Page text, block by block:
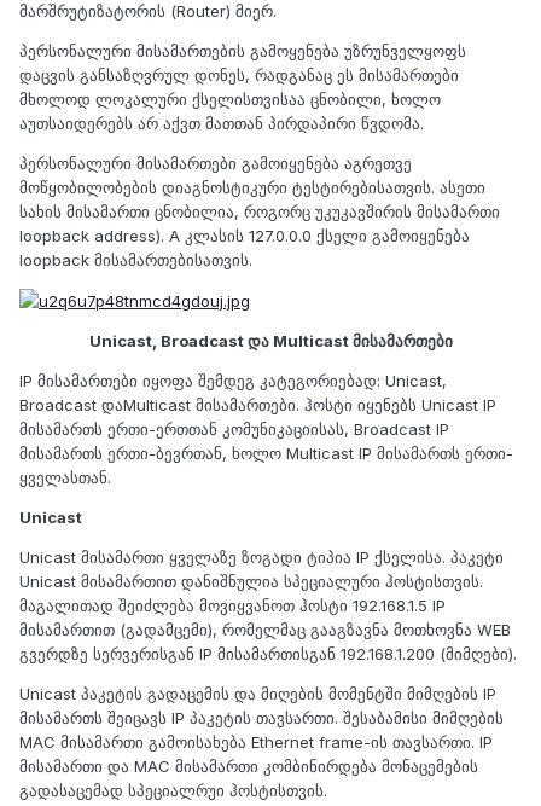
მარშრუტიზატორის (Router) მიერ.
პერსონალური მისამართების გამოყენება უზრუნველყოფს
დაცვის განსაზღვრულ დონეს, რადგანაც ეს მისამართები
მხოლოდ ლოკალური ქსელისთვისაა ცნობილი, ხოლო
აუთსაიდერებს არ აქვთ მათთან პირდაპირი წვდომა.
პერსონალური მისამართები გამოიყენება აგრეთვე
მოწყობილობების დიაგნოსტიკური ტესტირებისათვის. ასეთი
სახის მისამართი ცნობილია, როგორც უკუკავშირის მისამართი
loopback address). A კლასის 127.0.0.0 ქსელი გამოიყენება
loopback მისამართებისათვის.
Unicast, Broadcast და Multicast მისამართები
IP მისამართები იყოფა შემდეგ კატეგორიებად: Unicast,
Broadcast დაMulticast მისამართები. ჰოსტი იყენებს Unicast IP
მისამართს ერთი-ერთთან კომუნიკაციისას, Broadcast IP
მისამართს ერთი-ბევრთან, ხოლო Multicast IP მისამართს ერთი-
ყველასთან.
Unicast
Unicast მისამართი ყველაზე ზოგადი ტიპია IP ქსელისა. პაკეტი
Unicast მისამართით დანიშნულია სპეციალური ჰოსტისთვის.
მაგალითად შეიძლება მოვიყვანოთ ჰოსტი 192.168.1.5 IP
მისამართით (გადამცემი), რომელმაც გააგზავნა მოთხოვნა WEB
გვერდზე სერვერისგან IP მისამართისგან 192.168.1.200 (მიმღები).
Unicast პაკეტის გადაცემის და მიღების მომენტში მიმღების IP
მისამართს შეიცავს IP პაკეტის თავსართი. შესაბამისი მიმღების
MAC მისამართი გამოისახება Ethernet frame-ის თავსართი. IP
მისამართი და MAC მისამართი კომბინირდება მონაცემების
გადასაცემად სპეციალრუი ჰოსტისთვის.